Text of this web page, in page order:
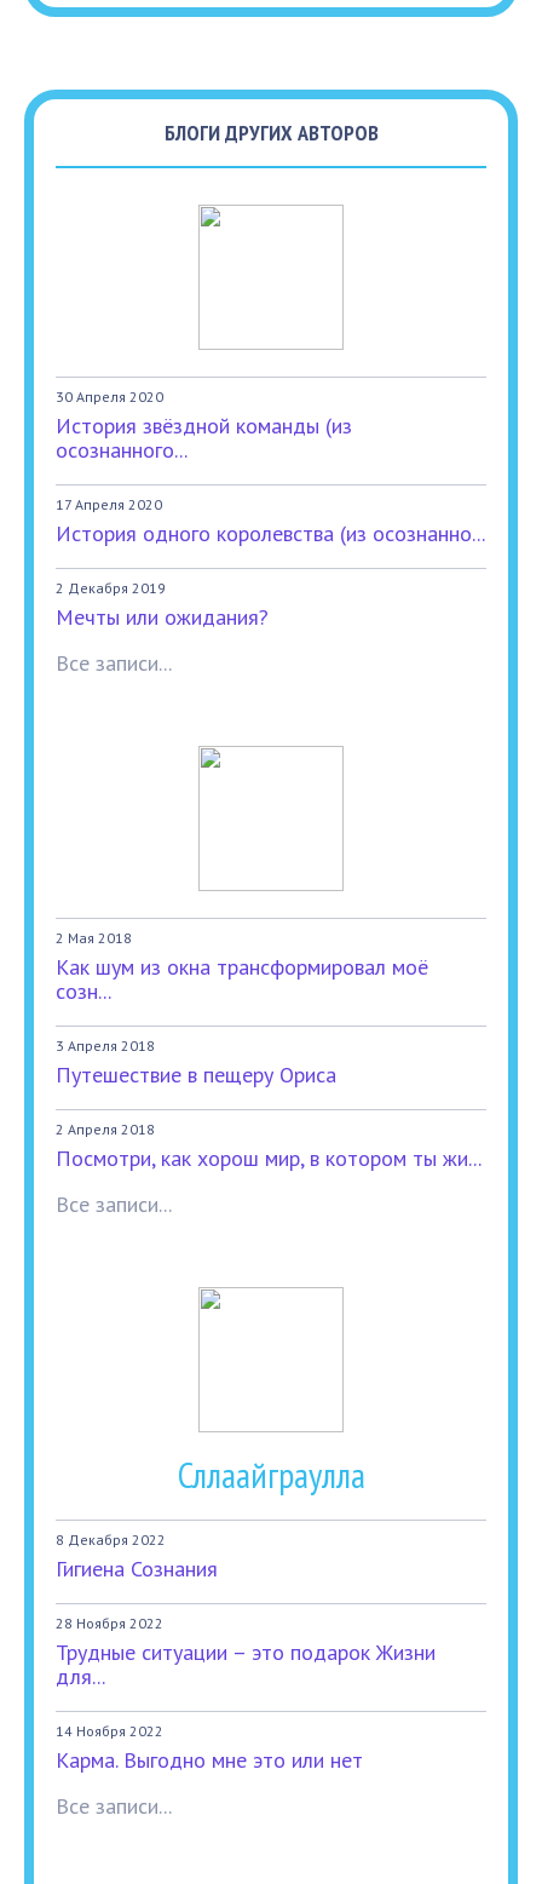
БЛОГИ ДРУГИХ АВТОРОВ
30 Апреля 2020
История звёздной команды (из
осознанного...
17 Апреля 2020
История одного королевства (из осознанно...
2 Декабря 2019
Мечты или ожидания?
Все записи...
2 Мая 2018
Как шум из окна трансформировал моё
созн...
3 Апреля 2018
Путешествие в пещеру Ориса
2 Апреля 2018
Посмотри, как хорош мир, в котором ты жи...
Все записи...
Сллаайграулла
8 Декабря 2022
Гигиена Сознания
28 Ноября 2022
Трудные ситуации – это подарок Жизни
для...
14 Ноября 2022
Карма. Выгодно мне это или нет
Все записи...